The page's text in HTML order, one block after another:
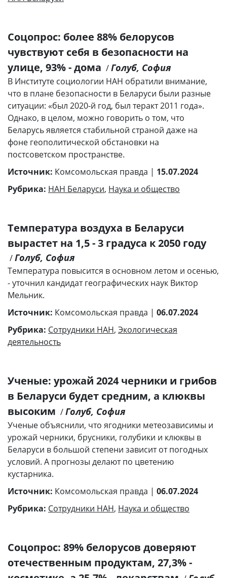
Соцопрос: более 88% белорусов
чувствуют себя в безопасности на
улице, 93% - дома /Голуб, София
В Институте социологии НАН обратили внимание,
что в плане безопасности в Беларуси были разные
ситуации: «был 2020-й год, был теракт 2011 года».
Однако, в целом, можно говорить о том, что
Беларусь является стабильной страной даже на
фоне геополитической обстановки на
постсоветском пространстве.
Источник: Комсомольская правда | 15.07.2024
Рубрика: НАН Беларуси, Наука и общество
Температура воздуха в Беларуси
вырастет на 1,5 - 3 градуса к 2050 году
/Голуб, София
Температура повысится в основном летом и осенью,
- уточнил кандидат географических наук Виктор
Мельник.
Источник: Комсомольская правда | 06.07.2024
Рубрика: Сотрудники НАН, Экологическая
деятельность
Ученые: урожай 2024 черники и грибов
в Беларуси будет средним, а клюквы
высоким /Голуб, София
Ученые объяснили, что ягодники метеозависимы и
урожай черники, брусники, голубики и клюквы в
Беларуси в большой степени зависит от погодных
условий. А прогнозы делают по цветению
кустарника.
Источник: Комсомольская правда | 06.07.2024
Рубрика: Сотрудники НАН, Наука и общество
Соцопрос: 89% белорусов доверяют
отечественным продуктам, 27,3% -